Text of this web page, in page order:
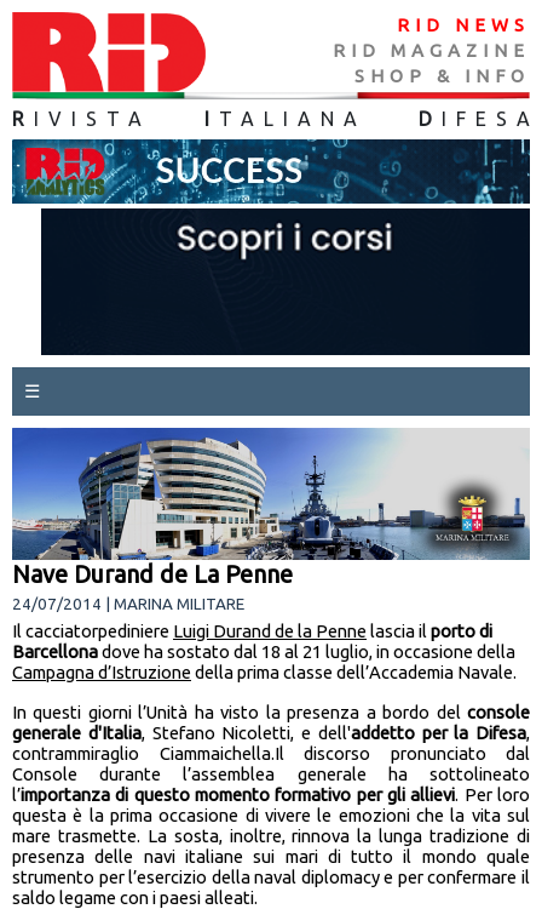
RID NEWS
RID MAGAZINE
SHOP & INFO
R IVISTA TALIANA D IFES A
☰
Nave Durand de La Penne
24/07/2014 | MARINA MILITARE
Il cacciatorpediniere Luigi Durand de la Penne lascia il porto di
Barcellonadove ha sostato dal 18 al 21 luglio, in occasione della
Campagna d’Istruzione della prima classe dell’Accademia Navale.
In questi giorni l’Unità ha visto la presenza a bordo del console
generale d'Italia, Stefano Nicoletti, e dell'addetto per la Difesa,
contrammiraglio Ciammaichella.Il discorso pronunciato dal
Console durante l’assemblea generale ha sottolineato
l’importanza di questo momento formativo per gli allievi. Per loro
questa è la prima occasione di vivere le emozioni che la vita sul
mare trasmette. La sosta, inoltre, rinnova la lunga tradizione di
presenza delle navi italiane sui mari di tutto il mondo quale
strumento per l’esercizio della naval diplomacy e per confermare il
saldo legame con i paesi alleati.